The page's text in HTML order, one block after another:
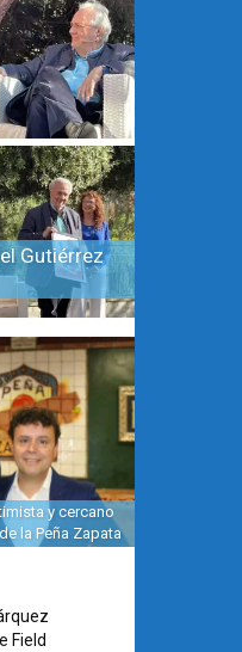
Gutiérrez
y cercano
la Peña Zapata
Field